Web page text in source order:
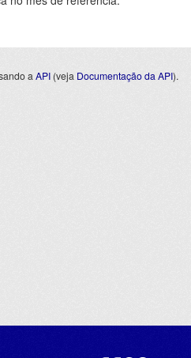
a API (veja Documentação da API).